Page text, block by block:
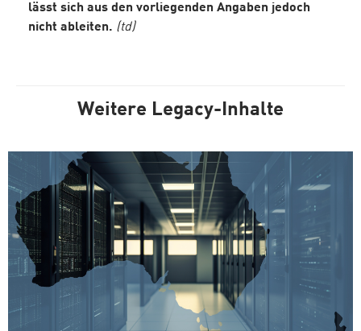
lässt sich aus den vorliegenden Angaben jedoch
nicht ableiten. (td)
Weitere Legacy-Inhalte